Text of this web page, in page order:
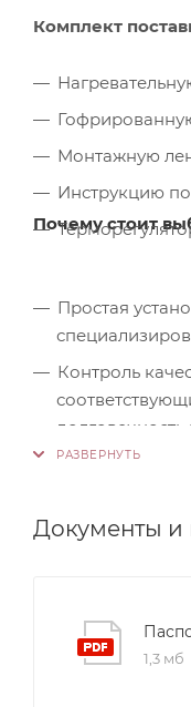
Комплект
Монтажную
Инструкцию
Почему стоит
Простая
Контроль
Документы и
1,3 мб